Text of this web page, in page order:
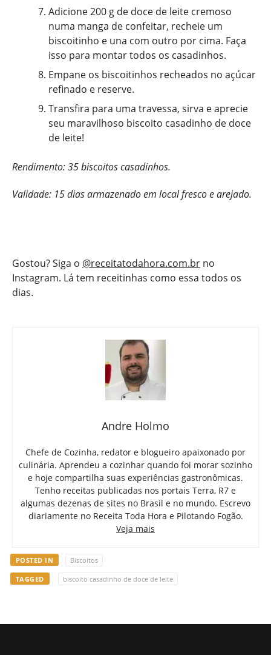
Adicione 200 g de doce de leite cremoso
numa manga de confeitar, recheie um
biscoitinho e una com outro por cima. Faça
isso para montar todos os casadinhos.
Empane os biscoitinhos recheados no açúcar
refinado e reserve.
Transfira para uma travessa, sirva e aprecie
seu maravilhoso biscoito casadinho de doce
de leite!
Rendimento: 35 biscoitos casadinhos.
Validade: 15 dias armazenado em local fresco e arejado.
Gostou? Siga o @receitatodahora.com.br no
Instagram. Lá tem receitinhas como essa todos os
dias.
Andre Holmo
Chefe de Cozinha, redator e blogueiro apaixonado por
culinária. Aprendeu a cozinhar quando foi morar sozinho
e hoje compartilha suas experiências gastronômicas.
Tenho receitas publicadas nos portais Terra, R7 e
algumas dezenas de sites no Brasil e no mundo. Escrevo
diariamente no Receita Toda Hora e Pilotando Fogão.
Veja mais
POSTED IN Biscoitos
TAGGED biscoito casadinho de doce de leite